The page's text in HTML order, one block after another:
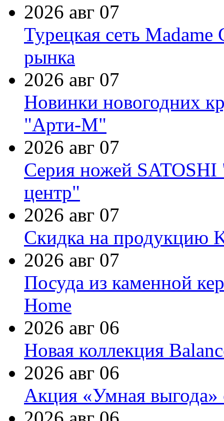
2026 авг 07
Турецкая сеть Madame
рынка
2026 авг 07
Новинки новогодних
"Арти-М"
2026 авг 07
Серия ножей
центр"
2026 авг 07
Скидка на продукцию
2026 авг 07
Посуда из каменной
Home
2026 авг 06
Новая коллекция
2026 авг 06
Акция «Умная выгода»